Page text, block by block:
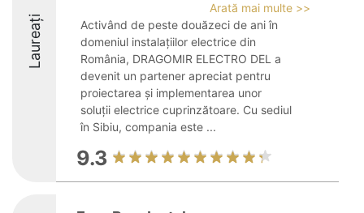
Laureați
Arată mai multe >>
Activând de peste douăzeci de ani în
domeniul instalațiilor electrice din
România, DRAGOMIR ELECTRO DEL a
devenit un partener apreciat pentru
proiectarea și implementarea unor
soluții electrice cuprinzătoare. Cu sediul
în Sibiu, compania este ...
9.3